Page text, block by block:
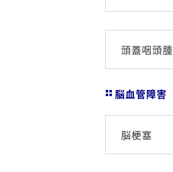
頭蓋咽頭腫
脳血管障害
脳梗塞